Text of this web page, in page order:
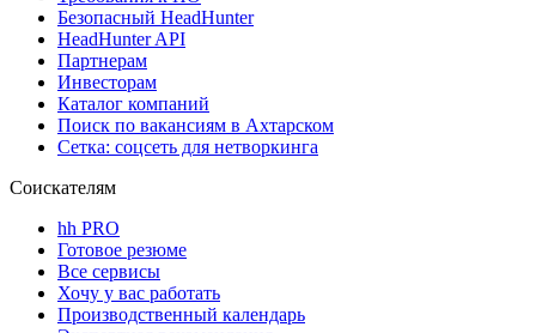
Безопасный HeadHunter
HeadHunter API
Партнерам
Инвесторам
Каталог компаний
Поиск по вакансиям в Ахтарском
Сетка: соцсеть для нетворкинга
Соискателям
hh PRO
Готовое резюме
Все сервисы
Хочу у вас работать
Производственный календарь